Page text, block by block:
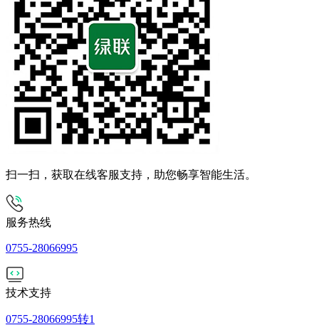
扫一扫，获取在线客服支持，助您畅享智能生活。
服务热线
0755-28066995
技术支持
0755-28066995转1